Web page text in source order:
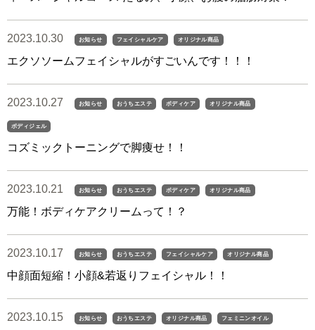
2023.10.30 お知らせ フェイシャルケア オリジナル商品
エクソソームフェイシャルがすごいんです！！！
2023.10.27 お知らせ おうちエステ ボディケア オリジナル商品
ボディジェル
コズミックトーニングで脚痩せ！！
2023.10.21 お知らせ おうちエステ ボディケア オリジナル商品
万能！ボディケアクリームって！？
2023.10.17 お知らせ おうちエステ フェイシャルケア オリジナル商品
中顔面短縮！小顔&若返りフェイシャル！！
2023.10.15 お知らせ おうちエステ オリジナル商品 フェミニンオイル